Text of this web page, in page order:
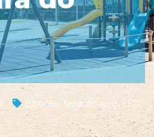
ebmea, feira do livro,LED,